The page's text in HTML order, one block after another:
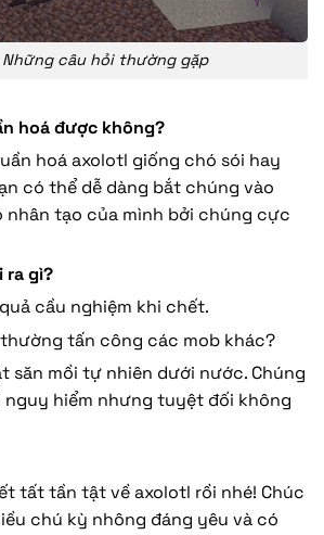
Những câu hỏi thường gặp
hoá được không?
hoá axolotl giống chó sói hay
có thể dễ dàng bắt chúng vào
nhân tạo của mình bởi chúng cực
ra gì?
cầu nghiệm khi chết.
tấn công các mob khác?
săn mồi tự nhiên dưới nước. Chúng
hiểm nhưng tuyệt đối không
tất tần tật về axolotl rồi nhé! Chúc
chú kỳ nhông đáng yêu và có